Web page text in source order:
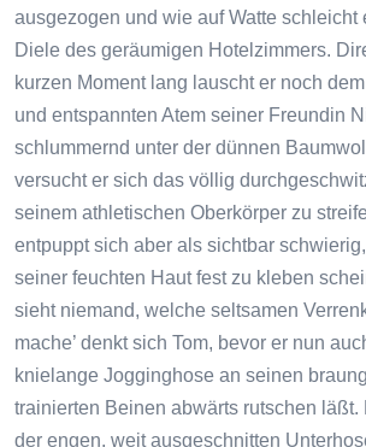
ausgezogen und wie auf Watte schleicht
Diele des geräumigen Hotelzimmers.
kurzen Moment lang lauscht er noch
und entspannten Atem seiner Freundin
schlummernd unter der dünnen
versucht er sich das völlig
seinem athletischen Oberkörper zu
entpuppt sich aber als sichtbar
seiner feuchten Haut fest zu kleben
sieht niemand, welche seltsamen
mache’ denkt sich Tom, bevor er nun
knielange Jogginghose an seinen
trainierten Beinen abwärts rutschen läßt.
der engen, weit ausgeschnitten